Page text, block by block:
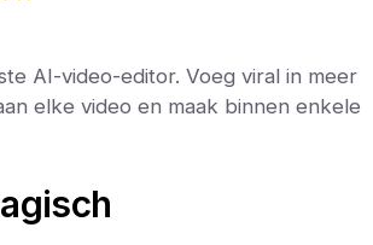
AI-video-editor. Voeg viral in meer
elke video en maak binnen enkele